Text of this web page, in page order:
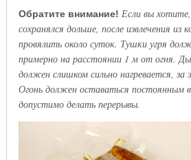
Обратите внимание! Если вы
сохранялся дольше, после извлечения
провялить около суток. Тушки угря
примерно на расстоянии 1 м от огня.
должен слишком сильно нагревается,
Огонь должен оставаться постоянным
допустимо делать перерывы.